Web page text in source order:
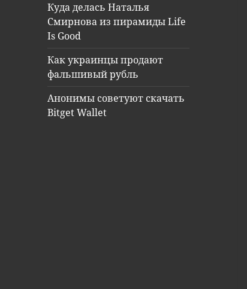
Куда делась Наталья
Смирнова из пирамиды Life
Is Good
Как украинцы продают
фальшивый рубль
Анонимы советуют скачать
Bitget Wallet